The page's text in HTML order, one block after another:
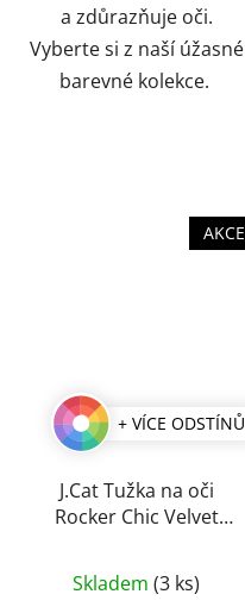
a zdůrazňuje oči.
Vyberte si z naší úžasné
barevné kolekce.
AKCE
+ VÍCE ODSTÍNŮ
J.Cat Tužka na oči
Rocker Chic Velvet
hodnocení
Skladem (3 ks)